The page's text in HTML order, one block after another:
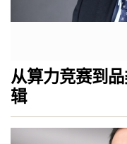
从算力竞赛到
辑